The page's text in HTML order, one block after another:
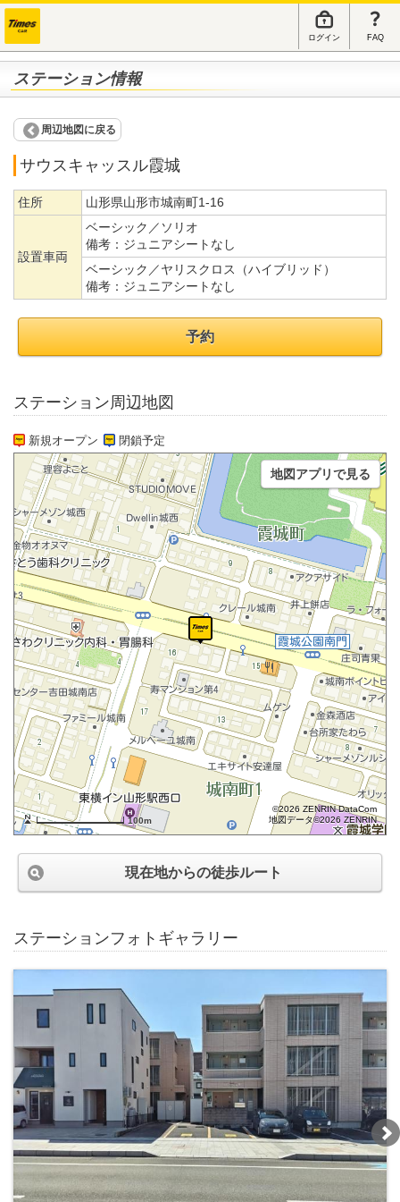
ログイン FAQ
ステーション情報
周辺地図に戻る
サウスキャッスル霞城
住所 山形県山形市城南町1-16
設置車両
ベーシック／ソリオ
備考： ジュニアシートなし
ベーシック／ヤリスクロス（ハイブリッド）
備考： ジュニアシートなし
予約
ステーション周辺地図
新規オープン 閉鎖予定
100m
©2026 ZENRIN DataCom
地図データ©2026 ZENRIN
地図アプリで見る
現在地からの徒歩ルート
ステーションフォトギャラリー